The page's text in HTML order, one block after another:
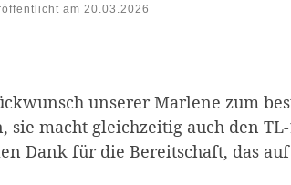
am 20.03.2026
unserer Marlene zum
sie macht gleichzeitig auch den
Dank für die Bereitschaft, das